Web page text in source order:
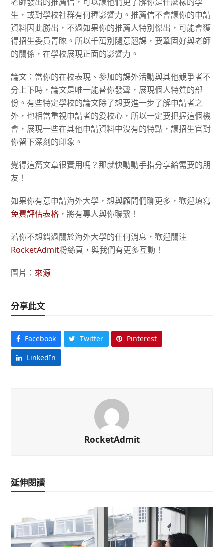
生，或對學校社群有何種影響力。推薦信不會讓你的申請
資料因此勝出，不過如果你的推薦人特別傑出，可能會獲
得招生委員青睞。所以千萬別隨意翹課，要鞏固好與老師
的關係，在學校展現正面的影響力。
論文：當你的在校表現、參加的課外活動與其他競爭者不
分上下時，論文是唯一能替你發聲，展現個人特質的部
份。有些特定學校的論文除了想要進一步了解申請者之
外，也相當重視申請者的愛校心，所以一定要把握這個機
會， 展現一些在其他申請資料中沒有的特點，讓招生官對
你留下深刻的印象。
覺得這篇文章很實用嗎？那就快動動手指分享給需要的朋
友！
如果你有意申請海外大學，想與顧問們聊更多，歡迎填寫
免費評估表格 ，將有專人與你聯繫！
若你不想錯過關於海外大學的任何消息，歡迎關注
RocketAdmit粉絲頁，與我們有更多互動！
圖片： 來源
分享此文
Facebook Twitter
Pinterest
LinkedIn
RocketAdmit
延伸閱讀